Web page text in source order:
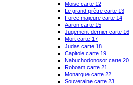
Moise carte 12
Le grand prêtre carte 13
Force majeure carte 14
Aaron carte 15
Jugement dernier carte 16
Mort carte 17
Judas carte 18
Capitole carte 19
Nabuchodonosor carte 20
Roboam carte 21
Monarque carte 22
Souveraine carte 23